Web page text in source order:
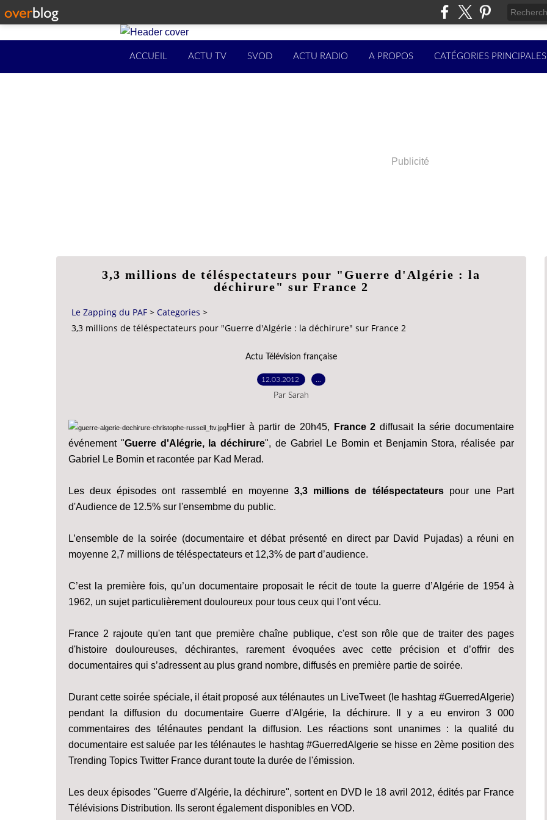
ACCUEIL ACTU TV SVOD ACTU RADIO A PROPOS CATÉGORIES PRINCIPALES
Publicité
3,3 millions de téléspectateurs pour "Guerre d'Algérie : la
déchirure" sur France 2
Le Zapping du PAF > Categories >
3,3 millions de téléspectateurs pour "Guerre d'Algérie : la déchirure" sur France 2
Actu Télévision française
12.03.2012
Par Sarah
Hier à partir de 20h45, France 2 diffusait la série documentaire
événement "Guerre d'Alégrie, la déchirure", de Gabriel Le Bomin et Benjamin Stora, réalisée par
Gabriel Le Bomin et racontée par Kad Merad.
Les deux épisodes ont rassemblé en moyenne3,3 millions de téléspectateurspour une Part
d'Audience de 12.5% sur l'ensembme du public.
L’ensemble de la soirée (documentaire et débat présenté en direct par David Pujadas) a réuni en
moyenne 2,7 millions de téléspectateurs et 12,3% de part d’audience.
C’est la première fois, qu’un documentaire proposait le récit de toute la guerre d’Algérie de 1954 à
1962, un sujet particulièrement douloureux pour tous ceux qui l’ont vécu.
France 2 rajoute qu'en tant que première chaîne publique, c'est son rôle que de traiter des pages
d'histoire douloureuses, déchirantes, rarement évoquées avec cette précision et d’offrir des
documentaires qui s’adressent au plus grand nombre, diffusés en première partie de soirée.
Durant cette soirée spéciale, il était proposé aux télénautes un LiveTweet (le hashtag #GuerredAlgerie)
pendant la diffusion du documentaire Guerre d'Algérie, la déchirure. Il y a eu environ 3 000
commentaires des télénautes pendant la diffusion. Les réactions sont unanimes : la qualité du
documentaire est saluée par les télénautes le hashtag #GuerredAlgerie se hisse en 2ème position des
Trending Topics Twitter France durant toute la durée de l'émission.
Les deux épisodes "Guerre d'Algérie, la déchirure", sortent en DVD le 18 avril 2012, édités par France
Télévisions Distribution. Ils seront également disponibles en VOD.